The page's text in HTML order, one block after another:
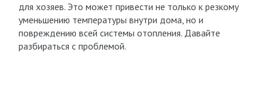
для хозяев. Это может привести не только к резкому
уменьшению температуры внутри дома, но и
повреждению всей системы отопления. Давайте
разбираться с проблемой.